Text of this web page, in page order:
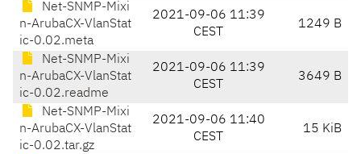
Net-SNMP-Mixi
n-ArubaCX-VlanStat
ic-0.02.meta
2021-09-06 11:39
CEST
1249 B
Net-SNMP-Mixi
n-ArubaCX-VlanStat
ic-0.02.readme
2021-09-06 11:39
CEST
3649 B
Net-SNMP-Mixi
n-ArubaCX-VlanStat
ic-0.02.tar.gz
2021-09-06 11:40
CEST
15 KiB